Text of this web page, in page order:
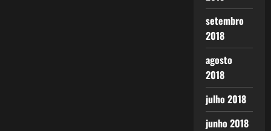
setembro
2018
agosto
2018
julho 2018
junho 2018